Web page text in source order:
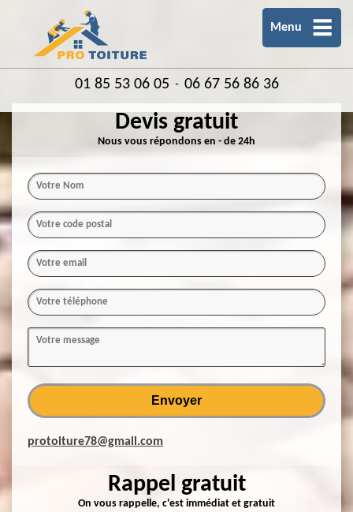
Menu
01 85 53 06 05 - 06 67 56 86 36
Devis gratuit
Nous vous répondons en - de 24h
protoiture78@gmail.com
Rappel gratuit
On vous rappelle, c'est immédiat et gratuit